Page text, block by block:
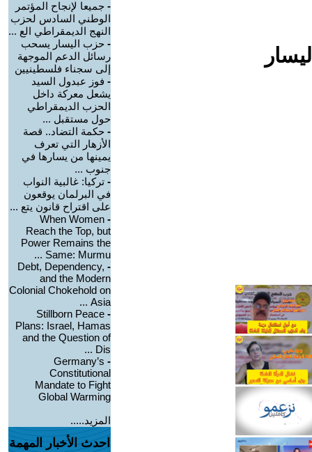
- جميعا لإنجاح المؤتمر
الوطني السادس لحزب
النهج الديمقراطي الع ...
- حزب اليسار يسحب
رسائل الدعم الموجهة
إلى سجناء فلسطينيين
- فوز عبدول السيد
يشعل معركة داخل
الحزب الديمقراطي
حول مستقبل ...
- حكمة التضاد.. قصة
الأزهار التي تعرف
يمينها من يسارها في
جنوب ...
- تركيا: غالبية النواب
في البرلمان يوقعون
على اقتراح قانون يتع ...
-
When Women
Reach the Top, but
Power Remains the
Same: Murmu ...
-
Debt, Dependency,
and the Modern
Colonial Chokehold on
Asia ...
-
Stillborn Peace
Plans: Israel, Hamas
and the Question of
Dis ...
-
Germany’s
Constitutional
Mandate to Fight
Global Warming
المزيد.....
احدث الأخبار المهمة